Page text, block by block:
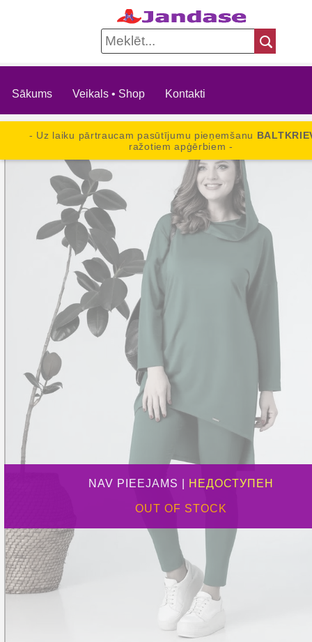
Sākums Veikals • Shop Kontakti
- Uz laiku pārtraucam pasūtījumu pieņemšanu
ražotiem apģērbiem -
NAV PIEEJAMS | НЕДОСТУПЕН
OUT OF STOCK